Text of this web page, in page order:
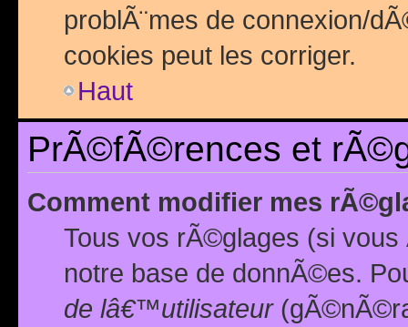
problÃ¨mes de connexion/
cookies peut les corriger.
Haut
PrÃ©fÃ©rences et
Comment modifier mes
Tous vos rÃ©glages (si
notre base de donnÃ©es.
de lâ€™utilisateur